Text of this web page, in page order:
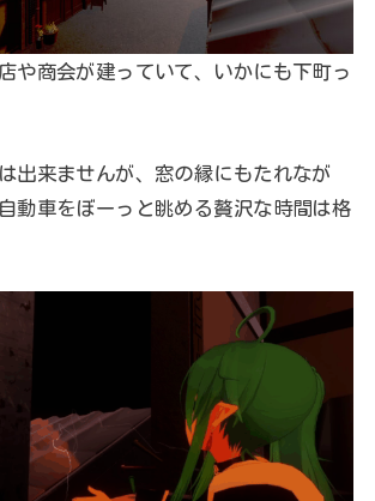
や商会が建っていて、いかにも下町っ
出来ませんが、窓の縁にもたれなが
動車をぼーっと眺める贅沢な時間は格